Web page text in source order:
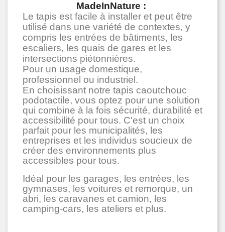
MadeInNature :
Le tapis est facile à installer et peut être
utilisé dans une variété de contextes, y
compris les entrées de bâtiments, les
escaliers, les quais de gares et les
intersections piétonnières.
Pour un usage domestique,
professionnel ou industriel.
En choisissant notre tapis caoutchouc
podotactile, vous optez pour une solution
qui combine à la fois sécurité, durabilité et
accessibilité pour tous. C'est un choix
parfait pour les municipalités, les
entreprises et les individus soucieux de
créer des environnements plus
accessibles pour tous.
Idéal pour les garages, les entrées, les
gymnases, les voitures et remorque, un
abri, les caravanes et camion, les
camping-cars, les ateliers et plus.